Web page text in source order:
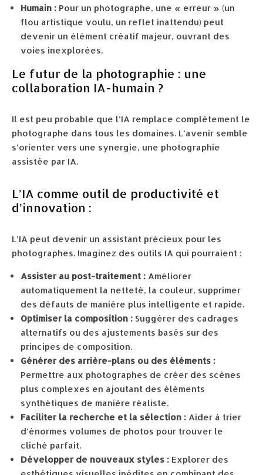
Humain : Pour un photographe, une « erreur » (un
flou artistique voulu, un reflet inattendu) peut
devenir un élément créatif majeur, ouvrant des
voies inexplorées.
Le futur de la photographie : une
collaboration IA-humain ?
Il est peu probable que l’IA remplace complètement le
photographe dans tous les domaines. L’avenir semble
s’orienter vers une synergie, une photographie
assistée par IA.
L’IA comme outil de productivité et
d’innovation :
L’IA peut devenir un assistant précieux pour les
photographes. Imaginez des outils IA qui pourraient :
Assister au post-traitement : Améliorer
automatiquement la netteté, la couleur, supprimer
des défauts de manière plus intelligente et rapide.
Optimiser la composition : Suggérer des cadrages
alternatifs ou des ajustements basés sur des
principes de composition.
Générer des arrière-plans ou des éléments :
Permettre aux photographes de créer des scènes
plus complexes en ajoutant des éléments
synthétiques de manière réaliste.
Faciliter la recherche et la sélection : Aider à trier
d’énormes volumes de photos pour trouver le
cliché parfait.
Développer de nouveaux styles : Explorer des